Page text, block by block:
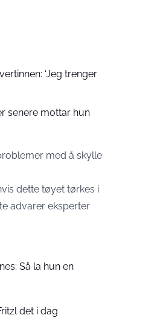
‘Jeg trenger
senere mottar hun
med å skylle
dette tøyet tørkes i
advarer eksperter
Så la hun en
det i dag